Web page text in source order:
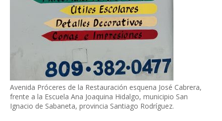
Avenida Próceres de la Restauración esquena José Cabrera,
frente a la Escuela Ana Joaquina Hidalgo, municipio San
Ignacio de Sabaneta, provincia Santiago Rodríguez.